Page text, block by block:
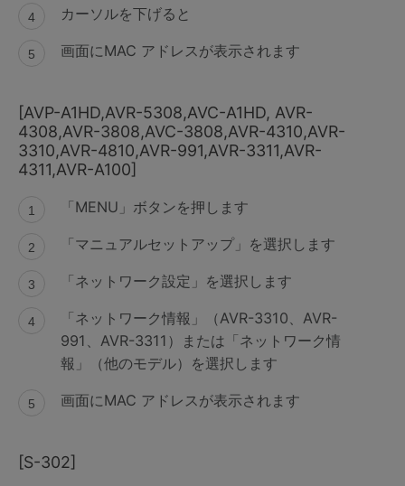
カーソルを下げると
画面にMAC アドレスが表示されます
[AVP-A1HD,AVR-5308,AVC-A1HD, AVR-
4308,AVR-3808,AVC-3808,AVR-4310,AVR-
3310,AVR-4810,AVR-991,AVR-3311,AVR-
4311,AVR-A100]
「MENU」ボタンを押します
「マニュアルセットアップ」を選択します
「ネットワーク設定」を選択します
「ネットワーク情報」（AVR-3310、AVR-
991、AVR-3311）または「ネットワーク情
報」（他のモデル）を選択します
画面にMAC アドレスが表示されます
[S-302]